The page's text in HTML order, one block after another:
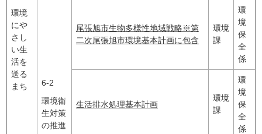
環境
にや
さし
い生
活を
送る
まち
6-2
環境衛
生対策
の推進
尾張旭市生物多様性地域戦略※第
二次尾張旭市環境基本計画に包含
環境
課
環
境
保
全
係
生活排水処理基本計画
環境
課
環
境
保
全
係